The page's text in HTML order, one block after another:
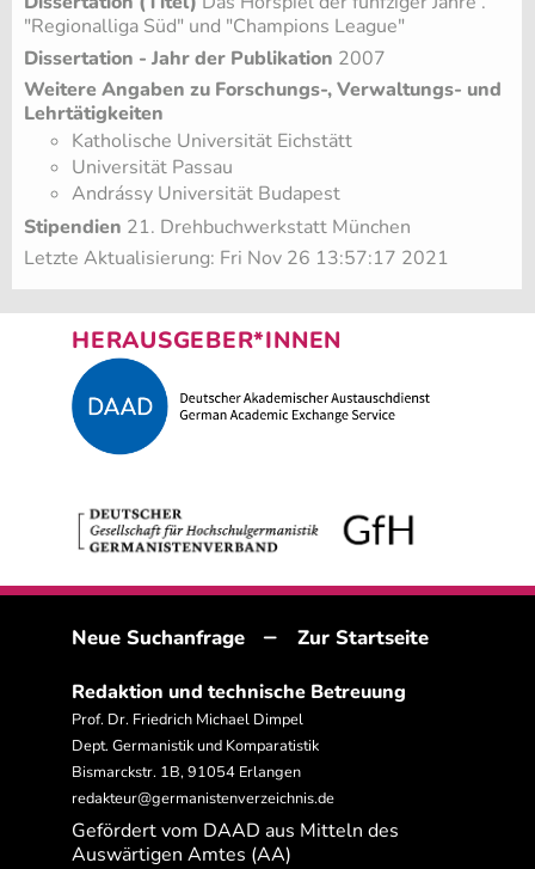
"Regionalliga Süd" und "Champions League"
Dissertation - Jahr der Publikation 2007
Weitere Angaben zu Forschungs-, Verwaltungs- und
Lehrtätigkeiten
Katholische Universität Eichstätt
Universität Passau
Andrássy Universität Budapest
Stipendien 21. Drehbuchwerkstatt München
Letzte Aktualisierung: Fri Nov 26 13:57:17 2021
HERAUSGEBER*INNEN
Neue Suchanfrage – Zur Startseite
Redaktion und technische Betreuung
Prof. Dr. Friedrich Michael Dimpel
Dept. Germanistik und Komparatistik
Bismarckstr. 1B, 91054 Erlangen
redakteur@germanistenverzeichnis.de
Gefördert vom DAAD aus Mitteln des
Auswärtigen Amtes (AA)